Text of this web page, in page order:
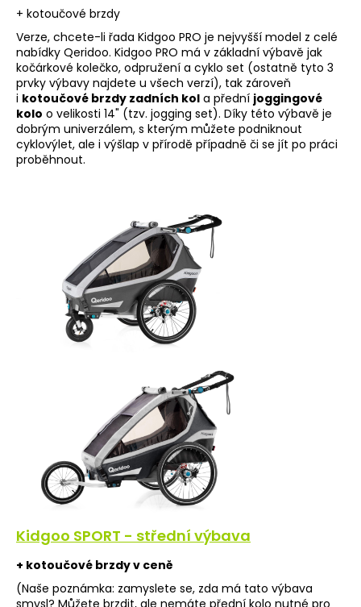
+ kotoučové brzdy
Verze, chcete-li řada Kidgoo PRO je nejvyšší model z celé
nabídky Qeridoo. Kidgoo PRO má v základní výbavě jak
kočárkové kolečko, odpružení a cyklo set (ostatně tyto 3
prvky výbavy najdete u všech verzí), tak zároveň
i kotoučové brzdy zadních kol a přední joggingové
kolo o velikosti 14" (tzv. jogging set). Díky této výbavě je
dobrým univerzálem, s kterým můžete podniknout
cyklovýlet, ale i výšlap v přírodě případně či se jít po práci
proběhnout.
Kidgoo SPORT - střední výbava
+ kotoučové brzdy v ceně
(Naše poznámka: zamyslete se, zda má tato výbava